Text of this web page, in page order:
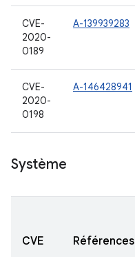
CVE-
2020-
0189
A-139939283
CVE-
2020-
0198
A-146428941
Système
CVE Références